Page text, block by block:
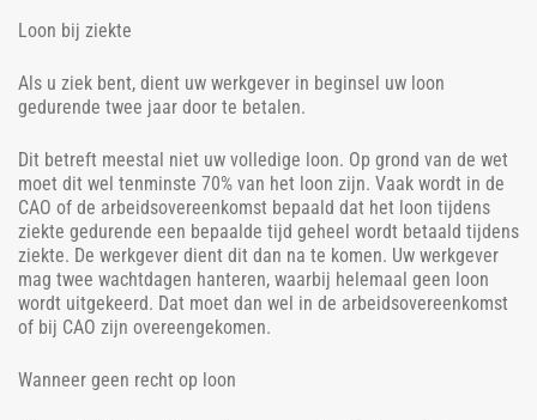
Loon bij ziekte
Als u ziek bent, dient uw werkgever in beginsel uw loon
gedurende twee jaar door te betalen.
Dit betreft meestal niet uw volledige loon. Op grond van de wet
moet dit wel tenminste 70% van het loon zijn. Vaak wordt in de
CAO of de arbeidsovereenkomst bepaald dat het loon tijdens
ziekte gedurende een bepaalde tijd geheel wordt betaald tijdens
ziekte. De werkgever dient dit dan na te komen. Uw werkgever
mag twee wachtdagen hanteren, waarbij helemaal geen loon
wordt uitgekeerd. Dat moet dan wel in de arbeidsovereenkomst
of bij CAO zijn overeengekomen.
Wanneer geen recht op loon